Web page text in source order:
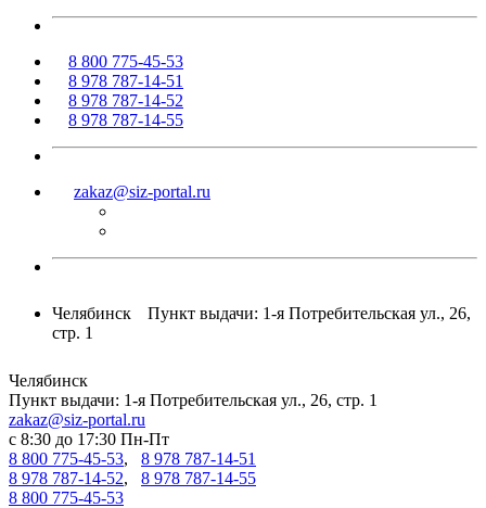
8 800 775-45-53
8 978 787-14-51
8 978 787-14-52
8 978 787-14-55
zakaz@siz-portal.ru
Челябинск
Пункт выдачи: 1-я Потребительская ул., 26,
стр. 1
Челябинск
Пункт выдачи: 1-я Потребительская ул., 26, стр. 1
zakaz@siz-portal.ru
c 8:30 до 17:30 Пн-Пт
8 800 775-45-53, 8 978 787-14-51
8 978 787-14-52, 8 978 787-14-55
8 800 775-45-53